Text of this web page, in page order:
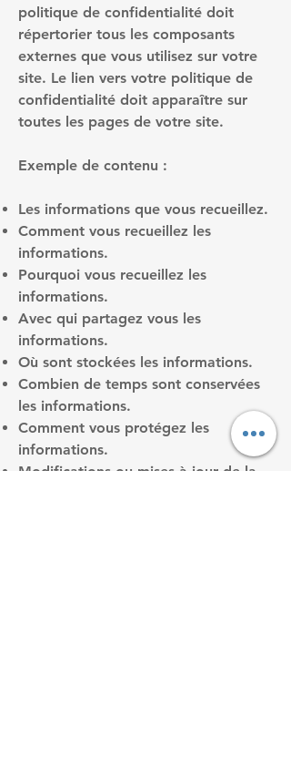
politique de confidentialité doit
répertorier tous les composants
externes que vous utilisez sur votre
site. Le lien vers votre politique de
confidentialité doit apparaître sur
toutes les pages de votre site.
Exemple de contenu :
Les informations que vous recueillez.
Comment vous recueillez les
informations.
Pourquoi vous recueillez les
informations.
Avec qui partagez vous les
informations.
Où sont stockées les informations.
Combien de temps sont conservées
les informations.
Comment vous protégez les
informations.
Modifications ou mises à jour de la